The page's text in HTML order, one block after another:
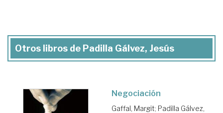
Otros libros de Padilla Gálvez, Jesús
Negociación
Gaffal, Margit; Padilla Gálvez,